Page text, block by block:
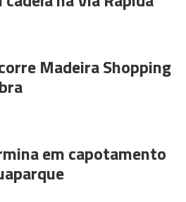
Madeira Shopping
em capotamento